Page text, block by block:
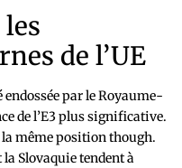
de l’UE
par le Royaume-
de l’E3 plus significative.
la même position though.
Slovaquie tendent à